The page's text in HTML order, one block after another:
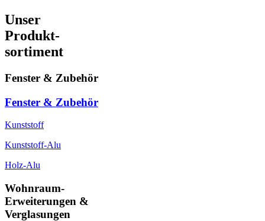
Unser
Produkt-
sortiment
Fenster & Zubehör
Fenster & Zubehör
Kunststoff
Kunststoff-Alu
Holz-Alu
Wohnraum-
Erweiterungen &
Verglasungen